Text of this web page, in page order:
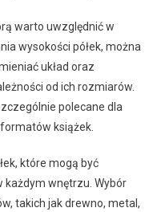
warto uwzględnić w
wysokości półek, można
układ oraz
od ich rozmiarów.
polecane dla
książek.
które mogą być
wnętrzu. Wybór
takich jak drewno, metal,